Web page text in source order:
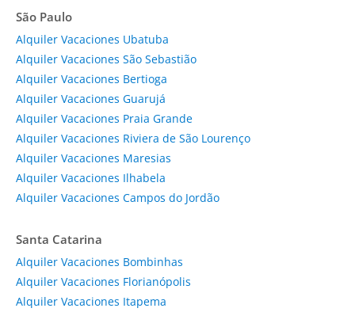
São Paulo
Alquiler Vacaciones Ubatuba
Alquiler Vacaciones São Sebastião
Alquiler Vacaciones Bertioga
Alquiler Vacaciones Guarujá
Alquiler Vacaciones Praia Grande
Alquiler Vacaciones Riviera de São Lourenço
Alquiler Vacaciones Maresias
Alquiler Vacaciones Ilhabela
Alquiler Vacaciones Campos do Jordão
Santa Catarina
Alquiler Vacaciones Bombinhas
Alquiler Vacaciones Florianópolis
Alquiler Vacaciones Itapema